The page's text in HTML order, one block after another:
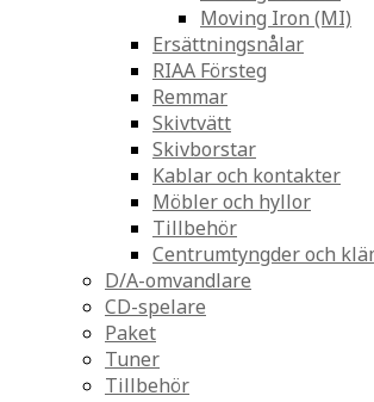
Moving Iron (MI)
Ersättningsnålar
RIAA Försteg
Remmar
Skivtvätt
Skivborstar
Kablar och kontakter
Möbler och hyllor
Tillbehör
Centrumtyngder och
D/A-omvandlare
CD-spelare
Paket
Tuner
Tillbehör